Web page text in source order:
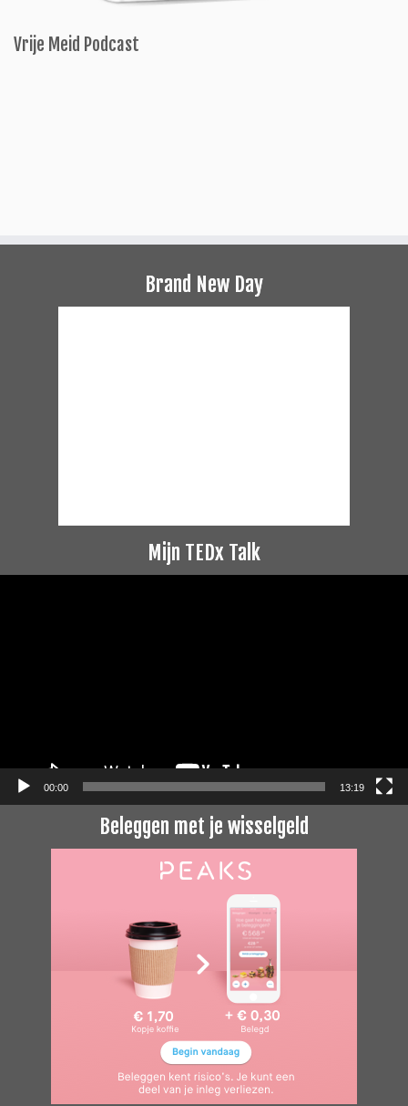
Vrije Meid Podcast
Brand New Day
Mijn TEDx Talk
00:00 13:19
Beleggen met je wisselgeld